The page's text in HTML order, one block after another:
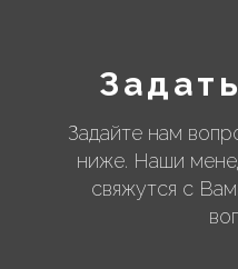
Задайте нам
ниже. Наши
свяжутся с